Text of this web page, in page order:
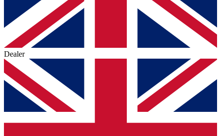
Dealer